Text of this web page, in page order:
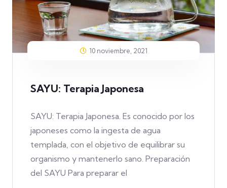
10 noviembre, 2021
SAYU: Terapia Japonesa
SAYU: Terapia Japonesa. Es conocido por los
japoneses como la ingesta de agua
templada, con el objetivo de equilibrar su
organismo y mantenerlo sano. Preparación
del SAYU Para preparar el